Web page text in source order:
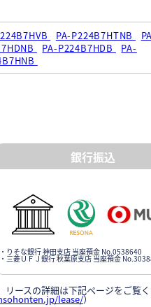
PA-P224B7HTNB
PA-P224B7HDB
PA-
銀行振込
・りそな銀行 神田支店 当座預金 No.0538640
・三菱ＵＦＪ銀行 秋葉原支店 当座預金
ースの詳細は下記ページをご覧く
lease/）